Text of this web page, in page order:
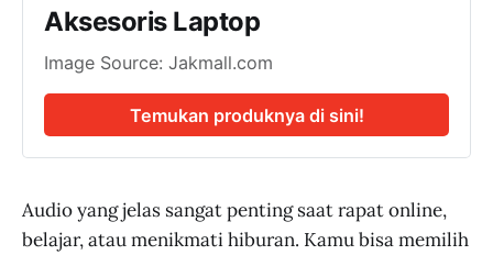
Aksesoris Laptop
Image Source: Jakmall.com
Temukan produknya di sini!
Audio yang jelas sangat penting saat rapat online,
belajar, atau menikmati hiburan. Kamu bisa memilih